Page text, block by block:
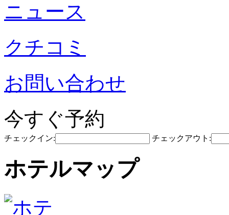
ニュース
クチコミ
お問い合わせ
今すぐ予約
チェックイン: チェックアウト:
ホテルマップ